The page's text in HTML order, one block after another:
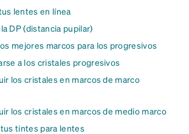
lentes en línea
DP (distancia pupilar)
mejores marcos para los progresivos
a los cristales progresivos
los cristales en marcos de marco
los cristales en marcos de medio marco
tintes para lentes